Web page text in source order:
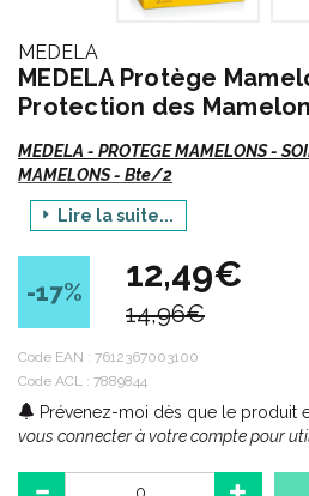
MEDELA
MEDELA Protège
Protection des
MEDELA - PROTEGE MAMELONS -
MAMELONS - Bte/2
Pour les problèmes d' allaitement
Des seins ou des mamelons
empêcher d'allaiter. L'allaitement est
certaines femmes éprouvent des
y renoncer. Nous pouvons vous aider
problèmes d'allaitement.
Lire la suite...
-17% 12,49€
14,96€
Code EAN : 7612367003100
Code ACL : 7889844
Prévenez-moi dès que le produit
vous connecter à votre compte pour